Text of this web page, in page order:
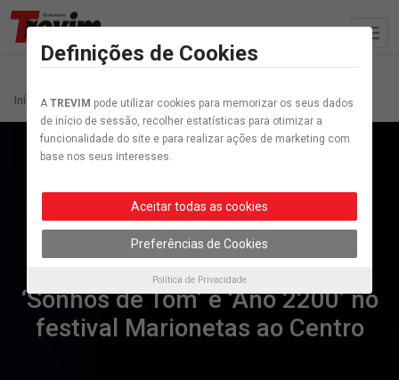
Início Artigo etiquetados “Marionetas”
Cultura
‘Sonhos de Tom’ e ‘Ano 2200’ no
festival Marionetas ao Centro
Definições de Cookies
A TREVIM pode utilizar cookies para memorizar os seus dados
de início de sessão, recolher estatísticas para otimizar a
funcionalidade do site e para realizar ações de marketing com
base nos seus interesses.
Aceitar todas as cookies
Preferências de Cookies
Política de Privacidade